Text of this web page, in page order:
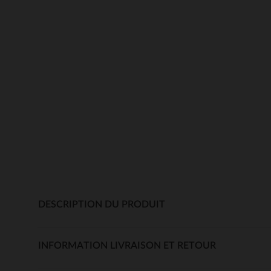
DESCRIPTION DU PRODUIT
INFORMATION LIVRAISON ET RETOUR